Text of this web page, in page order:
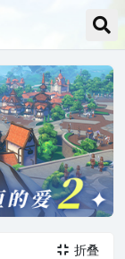
 折叠